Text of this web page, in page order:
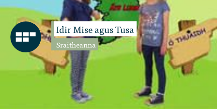
Idir Mise agus Tusa
Sraitheanna